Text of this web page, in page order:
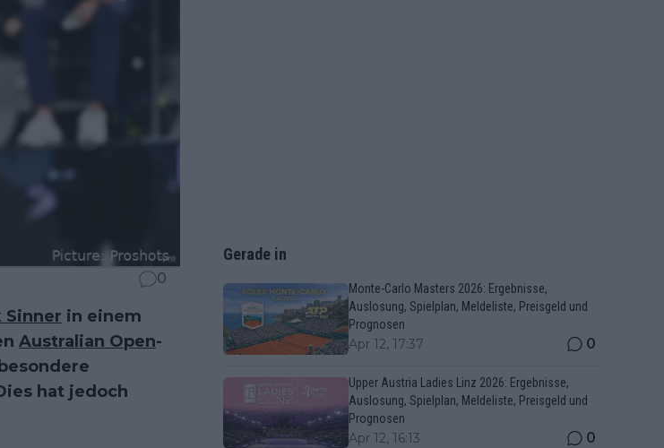
0
Sinner in einem
Australian Open-
hat jedoch
Gerade in
Monte-Carlo Masters 2026: Ergebnisse,
Auslosung, Spielplan, Meldeliste, Preisgeld und
Prognosen
Apr 12, 17:37 0
Upper Austria Ladies Linz 2026: Ergebnisse,
Auslosung, Spielplan, Meldeliste, Preisgeld und
Prognosen
Apr 12, 16:13 0